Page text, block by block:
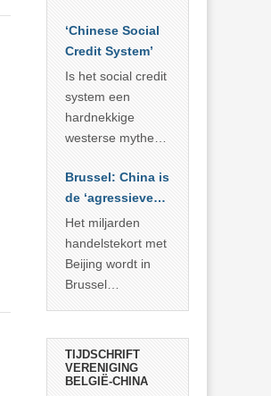
voorbije veertig
jaar in slaagde
meer dan 800
miljoen mensen
uit de armoede
… >> lees meer
‘Chinese Social
Credit System’
Is het social credit
system een
hardnekkige
westerse mythe of
realiteit in China?
Brussel: China is
de ‘agressieve
schuldige’
Het miljarden
handelstekort met
Beijing wordt in
Brussel
economische
agressie. In
werkelijkheid
TIJDSCHRIFT
VERENIGING
BELGIË-CHINA